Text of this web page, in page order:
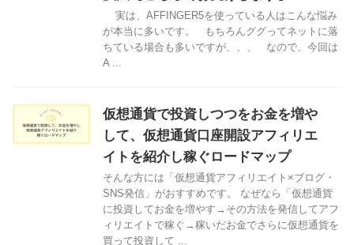
実は、AFFINGER5を使っている人はこんな悩み
が本当に多いです。 もちろんググってネットに落
ちている場合も多いですが、、、 なので、今回は
A ...
仮想通貨で投資しつつをお金を増や
して、仮想通貨口座開設アフィリエ
イトを紹介し稼ぐロードマップ
そんな方には「仮想通貨アフィリエイト×ブログ・
SNS発信」がおすすめです。 なぜなら「仮想通貨
に投資してお金を増やす→その方法を発信してアフ
ィリエイトで稼ぐ→稼いだお金でさらに仮想通貨を
買って投資して ...